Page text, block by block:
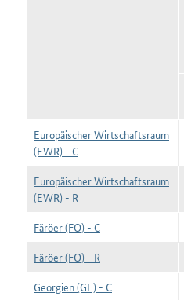
Europäischer Wirtschaftsraum
(EWR) - C
Europäischer Wirtschaftsraum
(EWR) - R
Färöer (FO) - C
Färöer (FO) - R
Georgien (GE) - C